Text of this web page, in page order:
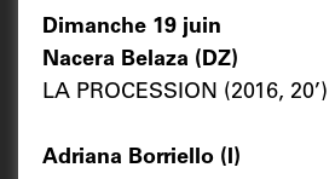
Dimanche 19 juin
Nacera Belaza (DZ)
LA PROCESSION (2016, 20’)
Adriana Borriello (I)